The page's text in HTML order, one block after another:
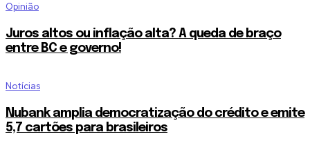
Opinião
Juros altos ou inflação alta? A queda de braço
entre BC e governo!
Notícias
Nubank amplia democratização do crédito e emite
5,7 cartões para brasileiros